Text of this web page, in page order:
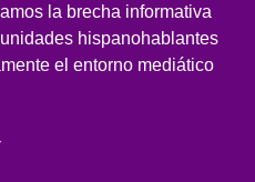
la brecha informativa
hispanohablantes
el entorno mediático